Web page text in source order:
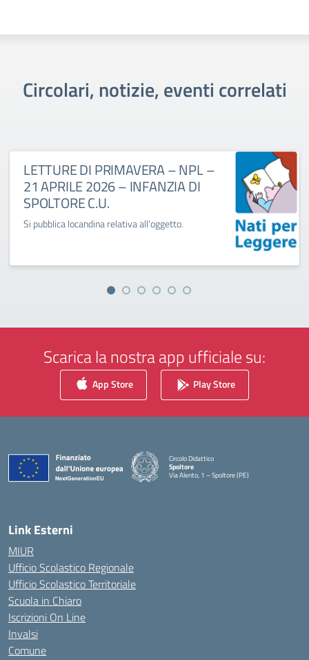
Circolari, notizie, eventi correlati
LETTURE DI PRIMAVERA – NPL –
21 APRILE 2026 – INFANZIA DI
SPOLTORE C.U.
Si pubblica locandina relativa all'oggetto.
Scarica la nostra app ufficiale su:
App Store Play Store
Circolo Didattico
Spoltore
Via Alento, 1 – Spoltore (PE)
— Visita la pagina iniziale della scuola
Link Esterni
MIUR
Ufficio Scolastico Regionale
Ufficio Scolastico Territoriale
Scuola in Chiaro
Iscrizioni On Line
Invalsi
Comune